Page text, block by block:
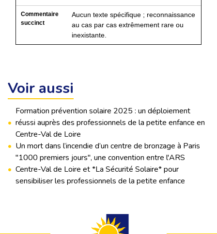
Aucun texte spécifique ; reconnaissance
au cas par cas extrêmement rare ou
inexistante.
Voir aussi
•
Formation prévention solaire 2025 : un déploiement
réussi auprès des professionnels de la petite enfance en
Centre-Val de Loire
• Un mort dans l’incendie d’un centre de bronzage à Paris
•
"1000 premiers jours", une convention entre l'ARS
Centre-Val de Loire et *La Sécurité Solaire* pour
sensibiliser les professionnels de la petite enfance